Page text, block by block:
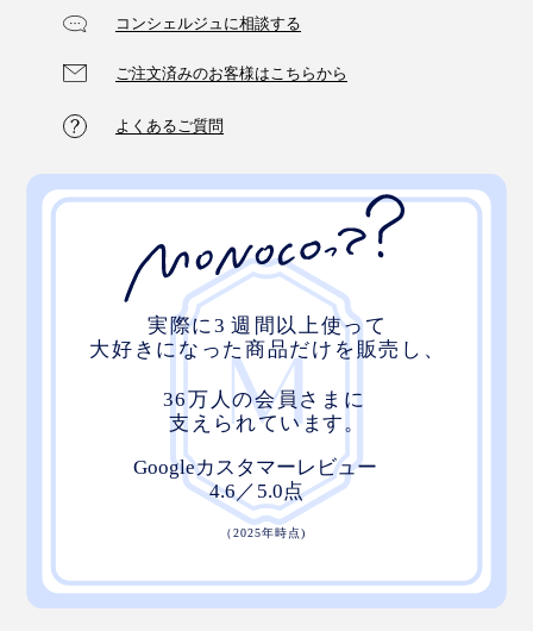
茶葉と炒り餅がベストな黄金バランスで飲んでいただけ
るよう、ティーバック1袋ずつ「茶葉」と「炒り餅」を
分けて詰めているという手間のかかりよう。
で、深呼吸を。
もどこでもしあわせないっぷくを味わえます。
コンシェルジュに相談する
ご注文済みのお客様はこちらから
よくあるご質問